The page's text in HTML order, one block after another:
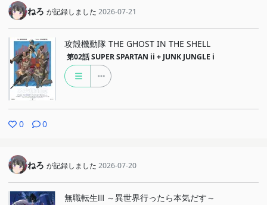
ねろ が記録しました 2026-07-21
攻殻機動隊 THE GHOST IN THE SHELL
第02話 SUPER SPARTAN ii + JUNK JUNGLE i
0 0
ねろ が記録しました 2026-07-20
無職転生Ⅲ ～異世界行ったら本気だす～